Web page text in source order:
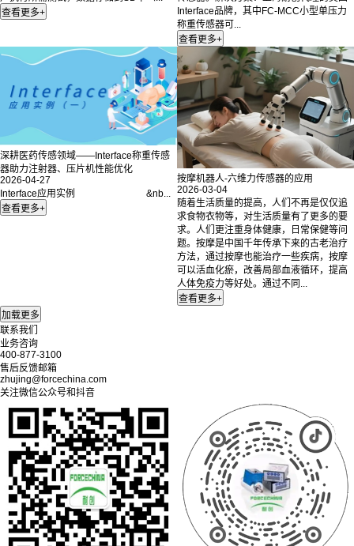
Interface品牌，其中FC-MCC小型单压力
称重传感器可...
深耕医药传感领域——Interface称重传感
器助力注射器、压片机性能优化
2026-04-27
Interface应用实例 &nb...
按摩机器人-六维力传感器的应用
2026-03-04
随着生活质量的提高，人们不再是仅仅追
求食物衣物等，对生活质量有了更多的要
求。人们更注重身体健康，日常保健等问
题。按摩是中国千年传承下来的古老治疗
方法，通过按摩也能治疗一些疾病，按摩
可以活血化瘀，改善局部血液循环，提高
人体免疫力等好处。通过不同...
联系我们
业务咨询
400-877-3100
售后反馈邮箱
zhujing@forcechina.com
关注微信公众号和抖音